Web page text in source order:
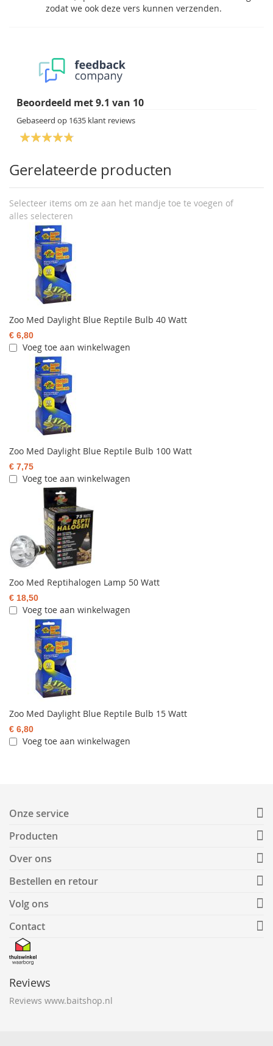
zodat we ook deze vers kunnen verzenden.
Beoordeeld met9.1 van 10
Gebaseerd op 1635 klant reviews
Gerelateerde producten
Selecteer items om ze aan het mandje toe te voegen of
alles selecteren
Zoo Med Daylight Blue Reptile Bulb 40 Watt
€ 6,80
Voeg toe aan winkelwagen
Zoo Med Daylight Blue Reptile Bulb 100 Watt
€ 7,75
Voeg toe aan winkelwagen
Zoo Med Reptihalogen Lamp 50 Watt
€ 18,50
Voeg toe aan winkelwagen
Zoo Med Daylight Blue Reptile Bulb 15 Watt
€ 6,80
Voeg toe aan winkelwagen
Onze service
Producten
Over ons
Bestellen en retour
Volg ons
Contact
Reviews
Reviews www.baitshop.nl